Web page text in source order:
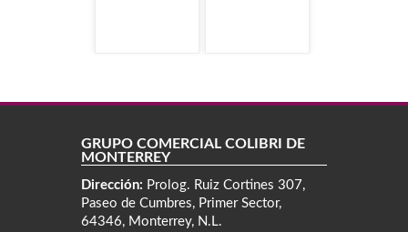
GRUPO COMERCIAL COLIBRÍ DE
MONTERREY
Dirección: Prolog. Ruiz Cortines 307,
Paseo de Cumbres, Primer Sector,
64346, Monterrey, N.L.